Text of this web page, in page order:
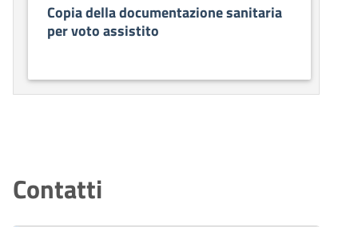
Copia della documentazione sanitaria
per voto assistito
Contatti